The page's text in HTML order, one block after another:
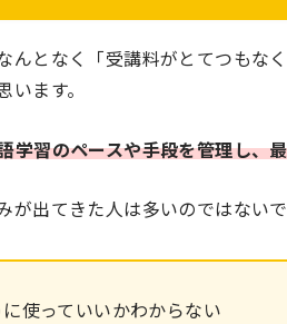
んとなく「受講料がとてつもな
ます。
学習のペースや手段を管理し、
が出てきた人は多いのではない
使っていいかわからない